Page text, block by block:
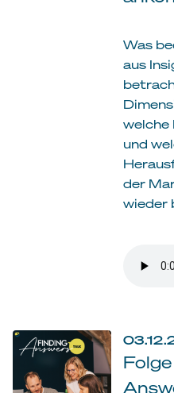
Was
aus
welche
und
der
wieder